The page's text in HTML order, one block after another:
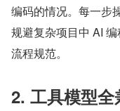
编码的情况。每一步
规避复杂项目中 AI
流程规范。
2. 工具模型